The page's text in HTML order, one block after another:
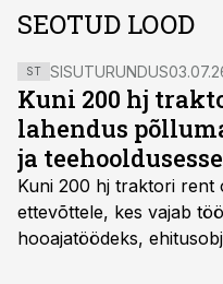
SEOTUD LOOD
ST SISUTURUNDUS
Kuni 200 hj
lahendus
ja teehooldusesse
Kuni 200 hj traktori rent
ettevõttele, kes vajab
hooajatöödeks,